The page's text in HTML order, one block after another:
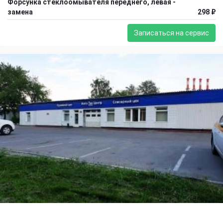
Форсунка стеклоомывателя переднего, левая -
замена
298 ₽
Записаться на сервис